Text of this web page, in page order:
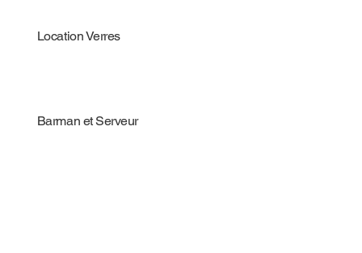
Location Verres
Barman et Serveur